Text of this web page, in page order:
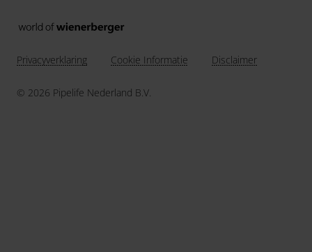
Privacyverklaring Cookie Informatie Disclaimer
© 2026 Pipelife Nederland B.V.